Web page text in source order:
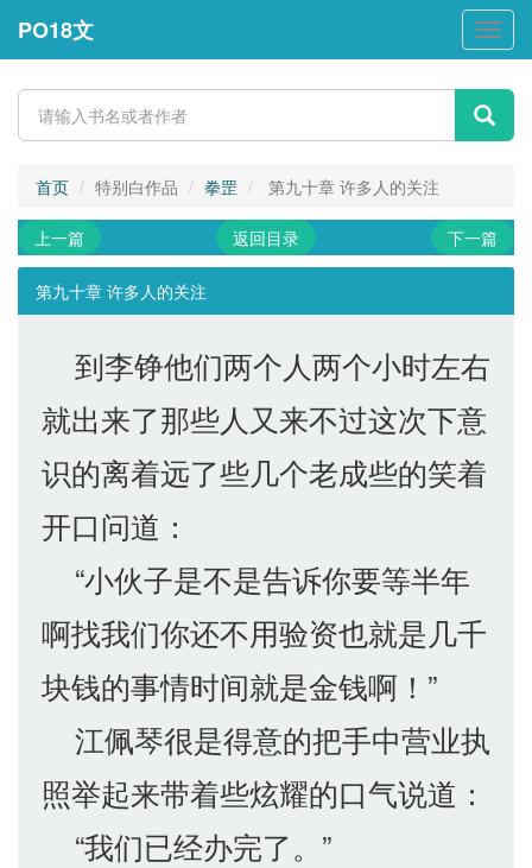
PO18
文
PO18文
首页 特别白作品 拳罡 第九十章 许多人的关注
上一篇 返回目录 下一篇
第九十章 许多人的关注
到李铮他们两个人两个小时左右
就出来了那些人又来不过这次下意
识的离着远了些几个老成些的笑着
开口问道：
“小伙子是不是告诉你要等半年
啊找我们你还不用验资也就是几千
块钱的事情时间就是金钱啊！”
江佩琴很是得意的把手中营业执
照举起来带着些炫耀的口气说道：
“我们已经办完了。”